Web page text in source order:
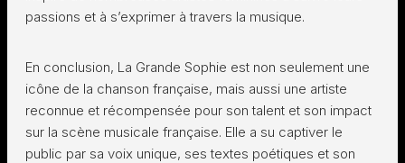
passions et à s’exprimer à travers la musique.
En conclusion, La Grande Sophie est non seulement une
icône de la chanson française, mais aussi une artiste
reconnue et récompensée pour son talent et son impact
sur la scène musicale française. Elle a su captiver le
public par sa voix unique, ses textes poétiques et son